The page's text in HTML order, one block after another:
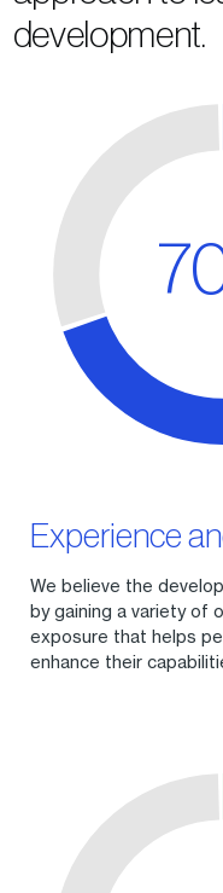
development.
Experience
We believe the
by gaining a variety of
exposure that helps
enhance their